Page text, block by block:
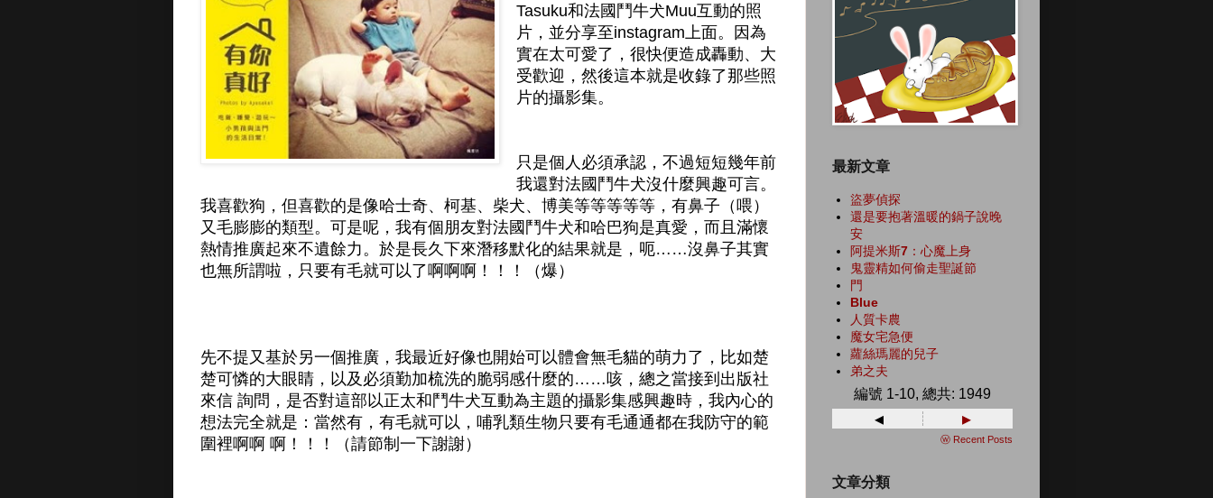
Tasuku和法國鬥牛犬Muu互動的照
片，並分享至instagram上面。因為
實在太可愛了，很快便造成轟動、大
受歡迎，然後這本就是收錄了那些照
片的攝影集。
只是個人必須承認，不過短短幾年前
我還對法國鬥牛犬沒什麼興趣可言。
我喜歡狗，但喜歡的是像哈士奇、柯基、柴犬、博美等等等等等，有鼻子（喂）
又毛膨膨的類型。可是呢，我有個朋友對法國鬥牛犬和哈巴狗是真愛，而且滿懷
熱情推廣起來不遺餘力。於是長久下來潛移默化的結果就是，呃……沒鼻子其實
也無所謂啦，只要有毛就可以了啊啊啊！！！（爆）
先不提又基於另一個推廣，我最近好像也開始可以體會無毛貓的萌力了，比如楚
楚可憐的大眼睛，以及必須勤加梳洗的脆弱感什麼的……咳，總之當接到出版社
來信 詢問，是否對這部以正太和鬥牛犬互動為主題的攝影集感興趣時，我內心的
想法完全就是：當然有，有毛就可以，哺乳類生物只要有毛通通都在我防守的範
圍裡啊啊 啊！！！（請節制一下謝謝）
最新文章
盜夢偵探
還是要抱著溫暖的鍋子說晚
安
阿提米斯7：心魔上身
鬼靈精如何偷走聖誕節
門
Blue
人質卡農
魔女宅急便
蘿絲瑪麗的兒子
弟之夫
編號 1-10, 總共: 1949
◂ ▸
ⓦ Recent Posts
文章分類